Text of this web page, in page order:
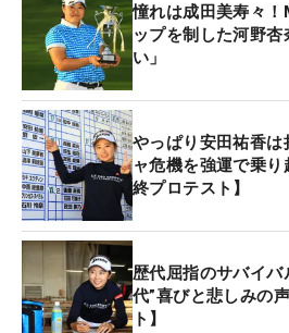
憧れは成田美寿々
ップを制した河野
い」
やっぱり安田祐香
ャ危機を強運で乗
終プロテスト】
歴代屈指のサバイ
代”喜びと悲しみの
ト】